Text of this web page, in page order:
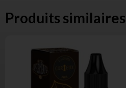
Produits similaires